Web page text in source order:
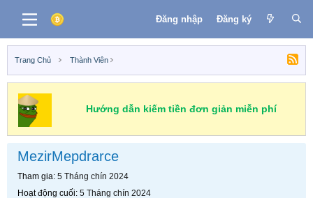
Đăng nhập Đăng ký
Trang Chủ Thành Viên
Hướng dẫn kiếm tiền đơn giản miễn phí
MezirMepdrarce
Tham gia 5 Tháng chín 2024
Hoạt động cuối 5 Tháng chín 2024